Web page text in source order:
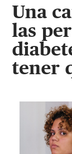
Una
las
tener